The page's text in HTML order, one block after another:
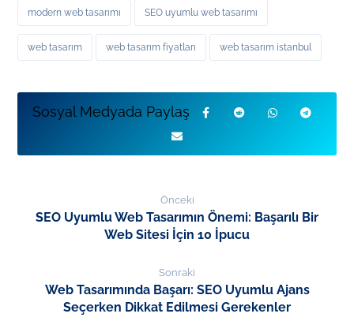
modern web tasarımı SEO uyumlu web tasarımı
web tasarım web tasarım fiyatları web tasarım istanbul
Önceki
SEO Uyumlu Web Tasarımın Önemi: Başarılı Bir
Web Sitesi İçin 10 İpucu
Sonraki
Web Tasarımında Başarı: SEO Uyumlu Ajans
Seçerken Dikkat Edilmesi Gerekenler